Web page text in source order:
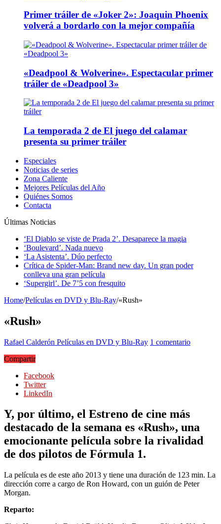
Primer tráiler de «Joker 2»: Joaquin Phoenix
volverá a bordarlo con la mejor compañía
«Deadpool & Wolverine». Espectacular primer
tráiler de «Deadpool 3»
La temporada 2 de El juego del calamar
presenta su primer tráiler
Especiales
Noticias de series
Zona Caliente
Mejores Películas del Año
Quiénes Somos
Contacta
Últimas Noticias
‘El Diablo se viste de Prada 2’. Desaparece la magia
‘Boulevard’. Nada nuevo
‘La Asistenta’. Dúo perfecto
Crítica de Spider-Man: Brand new day. Un gran poder
conlleva una gran película
‘Supergirl’. De 7’5 con fresquito
Home/Películas en DVD y Blu-Ray/«Rush»
«Rush»
Rafael Calderón Películas en DVD y Blu-Ray 1 comentario
Compartir
Facebook
Twitter
LinkedIn
Y, por último, el Estreno de cine más
destacado de la semana es «Rush», una
emocionante película sobre la rivalidad
de dos pilotos de Fórmula 1.
La película es de este año 2013 y tiene una duración de 123 min. La
dirección corre a cargo de Ron Howard, con un guión de Peter
Morgan.
Reparto: